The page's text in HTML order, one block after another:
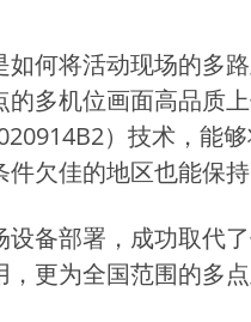
何将活动现场的多
多机位画面高品质
）技术，
欠佳的地区也能保持
备部署，成功取代
更为全国范围的多